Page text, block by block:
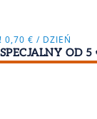
0,70 € / DZIEŃ
OD